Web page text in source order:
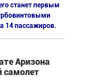
станет первым
14 пассажиров.
Аризона
самолет